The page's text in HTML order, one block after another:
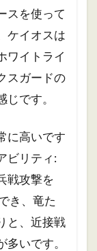
スを使って
ケイオスは
ワイトライ
スガードの
です。
に高いです
ビリティ:
戦攻撃を
き、竜た
と、近接戦
いです。